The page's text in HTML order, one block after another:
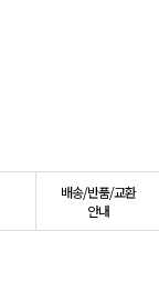
배송/반품/교환
안내